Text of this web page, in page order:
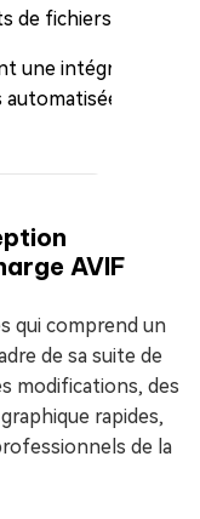
de fichiers
une intégration
AVIF
qui comprend un
de sa suite de
modifications, des
rapides,
de la